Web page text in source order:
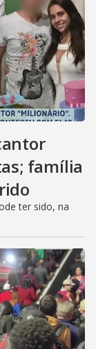
família
ter sido, na